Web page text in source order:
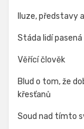
Iluze, představy
Stáda lidí
Věřící člověk
Blud o tom, že
křesťanů
Soud nad tímto